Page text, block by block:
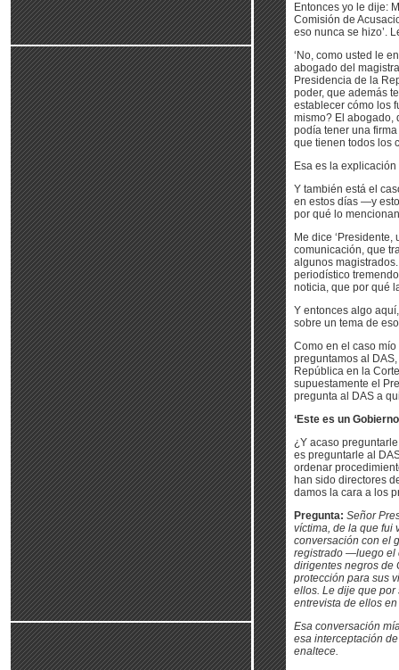
Entonces yo le dije:
Comisión de
eso nunca se hizo’.
‘No, como usted le
abogado del
Presidencia de la
poder, que además
establecer cómo los
mismo? El abogado,
podía tener una
que tienen todos los
Esa es la
Y también está el
en estos días —y
por qué lo
Me dice
comunicación, que
algunos
periodístico
noticia, que por qué
Y entonces algo
sobre un tema de
Como en el caso mío
preguntamos al
República en la
supuestamente el
pregunta al DAS a
‘Este es un
¿Y acaso
es preguntarle al
ordenar
han sido directores
damos la cara a los
Pregunta: Señor
víctima, de la que fui
conversación con el
registrado —luego el
dirigentes negros de
protección para sus
ellos. Le dije que por
entrevista de ellos
Esa conversación
esa interceptación
enaltece.